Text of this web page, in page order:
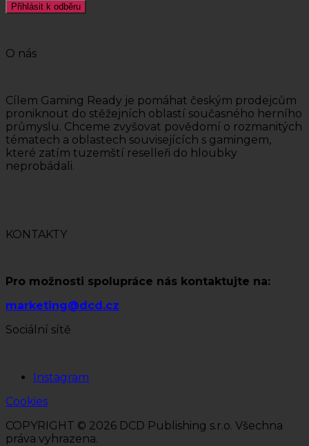
Přihlásit k odběru
O nás
Cílem Gaming Ready je pomáhat českým prodejcům
proniknout do stěžejních oblastí současného herního
průmyslu. Chceme zvyšovat povědomí o rozmanitých
tématech a oblastech souvisejících s gamingem,
které zatím tuzemští reselleři do hloubky
neprobádali.
KONTAKTY
Pro možnosti spolupráce nás kontaktujte na:
marketing@dcd.cz
Sociální sítě
Instagram
Cookies
COPYRIGHT © 2026 DCD Publishing s.r.o. Všechna
práva vyhrazena.